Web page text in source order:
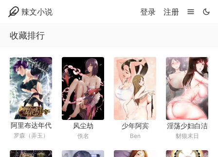
辣文小说 登录 注册
收藏排行
阿里布达年代
记（阿里布达
年代祭）
罗森（弄玉）
风尘劫
佚名
少年阿宾
Ben
淫荡少妇白洁
豺狼末日